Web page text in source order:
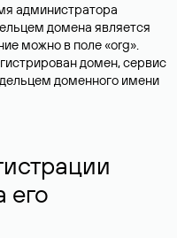
администратора
домена является
можно в поле «org».
домен, сервис
доменного имени
его